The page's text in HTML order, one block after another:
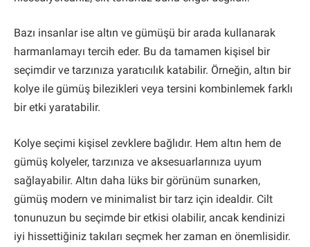
Bazı insanlar ise altın ve gümüşü bir arada kullanarak
harmanlamayı tercih eder. Bu da tamamen kişisel bir
seçimdir ve tarzınıza yaratıcılık katabilir. Örneğin, altın bir
kolye ile gümüş bilezikleri veya tersini kombinlemek farklı
bir etki yaratabilir.
Kolye seçimi kişisel zevklere bağlıdır. Hem altın hem de
gümüş kolyeler, tarzınıza ve aksesuarlarınıza uyum
sağlayabilir. Altın daha lüks bir görünüm sunarken,
gümüş modern ve minimalist bir tarz için idealdir. Cilt
tonunuzun bu seçimde bir etkisi olabilir, ancak kendinizi
iyi hissettiğiniz takıları seçmek her zaman en önemlisidir.